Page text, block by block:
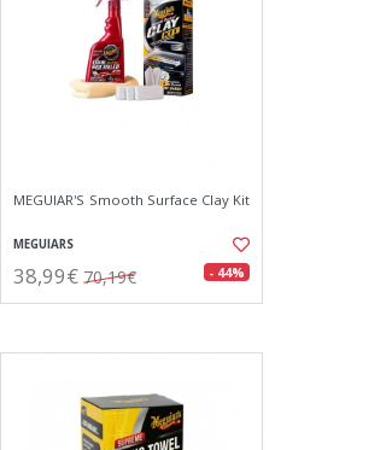
MEGUIAR'S Smooth Surface Clay Kit
MEGUIARS
38,99€ 70,19€ - 44%